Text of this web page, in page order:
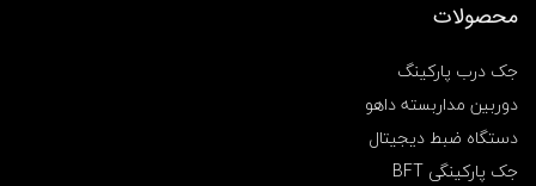
محصولات
جک درب پارکینگ
دوربین مداربسته داهو
دستگاه ضبط دیجیتال
جک پارکینگی BFT